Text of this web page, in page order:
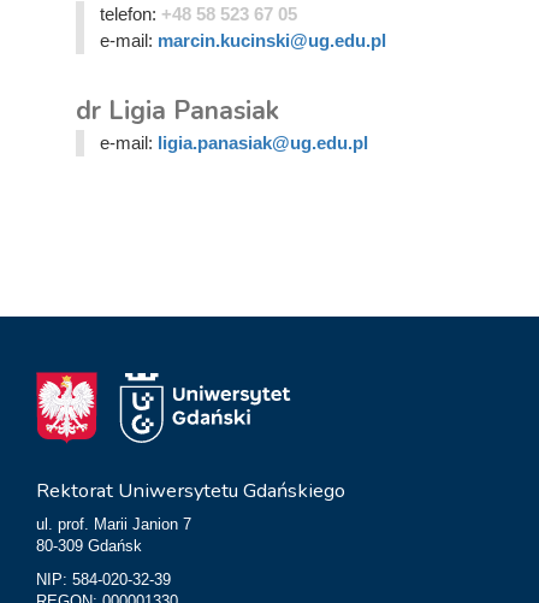
telefon: +48 58 523 67 05
e-mail: marcin.kucinski@ug.edu.pl
dr Ligia Panasiak
e-mail: ligia.panasiak@ug.edu.pl
Rektorat Uniwersytetu Gdańskiego
ul. prof. Marii Janion 7
80-309 Gdańsk
NIP: 584-020-32-39